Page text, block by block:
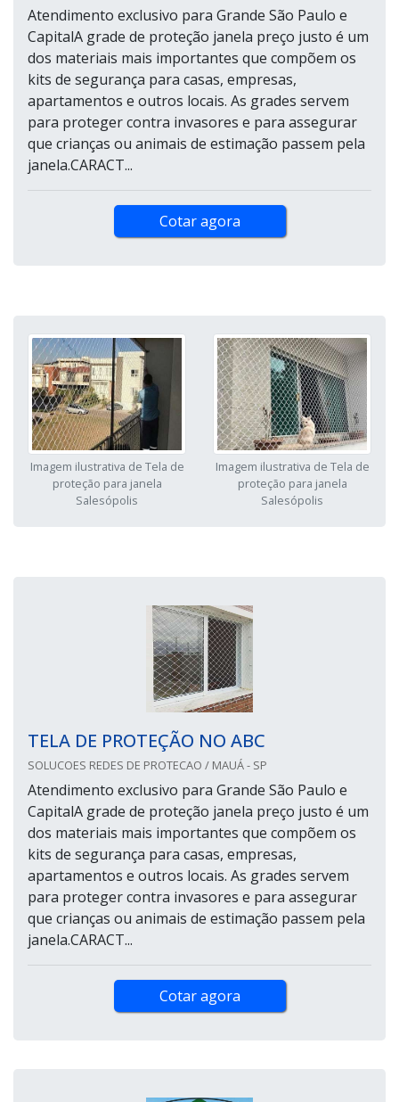
Atendimento exclusivo para Grande São Paulo e
CapitalA grade de proteção janela preço justo é um
dos materiais mais importantes que compõem os
kits de segurança para casas, empresas,
apartamentos e outros locais. As grades servem
para proteger contra invasores e para assegurar
que crianças ou animais de estimação passem pela
janela.CARACT...
Cotar agora
Imagem ilustrativa de Tela de
proteção para janela
Salesópolis
Imagem ilustrativa de Tela de
proteção para janela
Salesópolis
TELA DE PROTEÇÃO NO ABC
SOLUCOES REDES DE PROTECAO / MAUÁ - SP
Atendimento exclusivo para Grande São Paulo e
CapitalA grade de proteção janela preço justo é um
dos materiais mais importantes que compõem os
kits de segurança para casas, empresas,
apartamentos e outros locais. As grades servem
para proteger contra invasores e para assegurar
que crianças ou animais de estimação passem pela
janela.CARACT...
Cotar agora